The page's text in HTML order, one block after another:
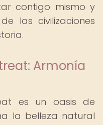
contigo mismo y
las civilizaciones
Armonía
es un oasis de
la belleza natural